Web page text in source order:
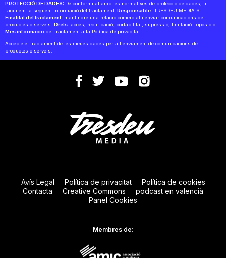
PROTECCIÓ DE DADES: De conformitat amb les normatives de protecció de dades, li
facilitem la següent informació del tractament: Responsable: TRESDEU MEDIA SL
Finalitat del tractament: mantindre una relació comercial i enviar comunicacions de
productes o serveis. Drets: accés, rectificació, portabilitat, supressió, limitació i oposició.
Més informació del tractament a la Política de privacitat
Accepte el tractament de les meues dades per a l'enviament de comunicacions de
productes o serveis.
Avís Legal Política de privacitat
Política de cookies
Contacta
Creative Commons
podcast en valencià
Panel Cookies
Membres de: